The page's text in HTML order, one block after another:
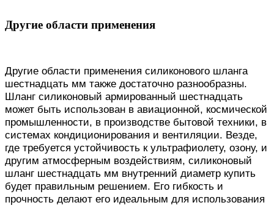
Другие области применения
Другие области применения силиконового шланга
шестнадцать мм также достаточно разнообразны.
Шланг силиконовый армированный шестнадцать
может быть использован в авиационной, космической
промышленности, в производстве бытовой техники, в
системах кондиционирования и вентиляции. Везде,
где требуется устойчивость к ультрафиолету, озону, и
другим атмосферным воздействиям, силиконовый
шланг шестнадцать мм внутренний диаметр купить
будет правильным решением. Его гибкость и
прочность делают его идеальным для использования